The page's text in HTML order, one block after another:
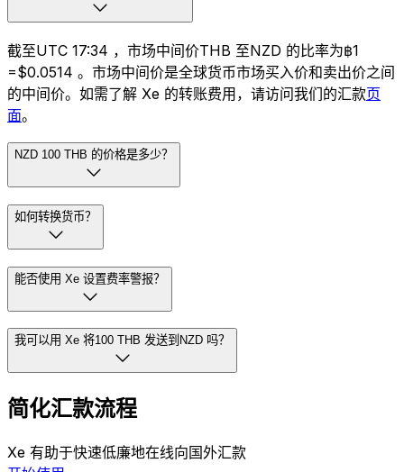
截至UTC 17:34 ，市场中间价THB 至NZD 的比率为฿1
=$0.0514 。市场中间价是全球货币市场买入价和卖出价之间
的中间价。如需了解 Xe 的转账费用，请访问我们的汇款页
面。
NZD 100 THB 的价格是多少？
如何转换货币？
能否使用 Xe 设置费率警报？
我可以用 Xe 将100 THB 发送到NZD 吗？
简化汇款流程
Xe 有助于快速低廉地在线向国外汇款